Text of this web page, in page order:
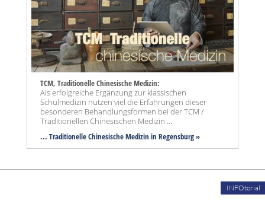
TCM, Traditionelle Chinesische Medizin:
Als erfolgreiche Ergänzung zur klassischen
Schulmedizin nutzen viel die Erfahrungen dieser
besonderen Behandlungsformen bei der TCM /
Traditionellen Chinesischen Medizin ...
... Traditionelle Chinesische Medizin in Regensburg »
INFOtorial